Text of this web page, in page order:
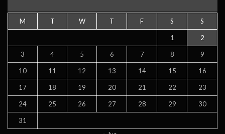
M T W T F S S
1 2
3 4 5 6 7 8 9
10 11 12 13 14 15 16
17 18 19 20 21 22 23
24 25 26 27 28 29 30
31